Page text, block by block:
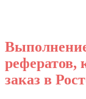
рефератов,
заказ в